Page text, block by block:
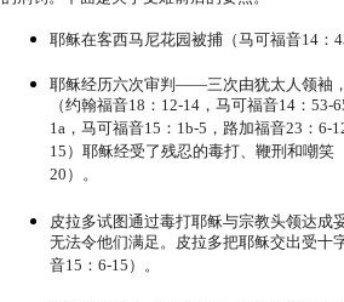
耶稣在客西马尼花园被捕（马可福音14：
耶稣经历六次审判――三次由犹太人领袖
（约翰福音18：12-14，马可福音14：53-
1a，马可福音15：1b-5，路加福音23：6-
15）耶稣经受了残忍的毒打、鞭刑和嘲笑
20）。
皮拉多试图通过毒打耶稣与宗教头领达成
无法令他们满足。皮拉多把耶稣交出受十
音15：6-15）。